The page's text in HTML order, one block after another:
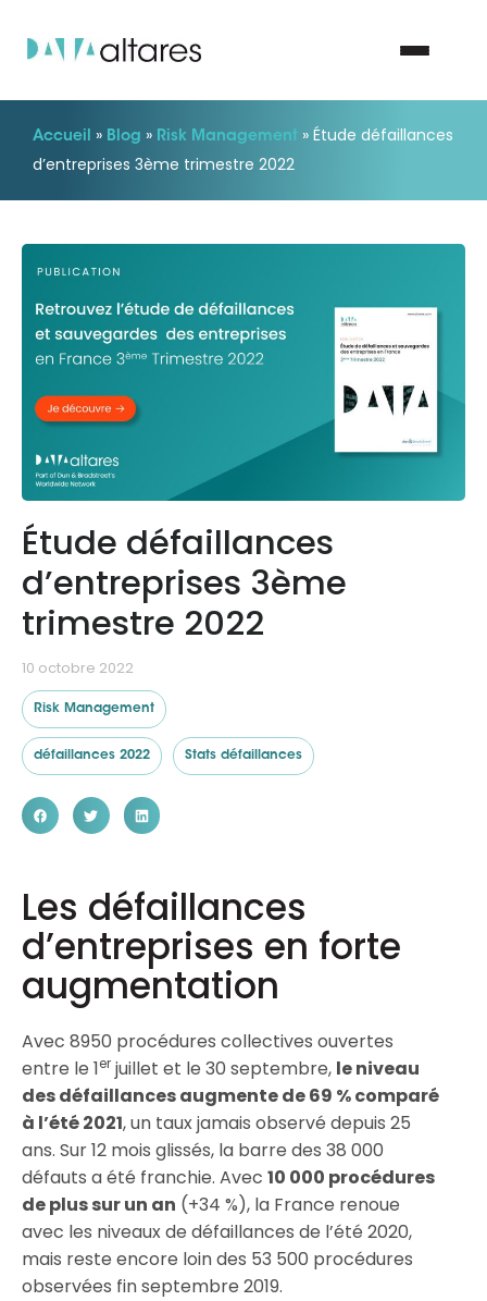
Nous contacter
Vos enjeux
Nos solutions
Nos data
Notre groupe
Nos partenaires
Ressources
Accueil » Blog » Risk Management » Étude défaillances
d’entreprises 3ème trimestre 2022
Étude défaillances
d’entreprises 3ème
trimestre 2022
10 octobre 2022
Risk Management
défaillances 2022 Stats défaillances
Les défaillances
d’entreprises en forte
augmentation
Avec 8950 procédures collectives ouvertes
entre le 1er juillet et le 30 septembre, le niveau
des défaillances augmente de 69 % comparé
à l’été 2021, un taux jamais observé depuis 25
ans. Sur 12 mois glissés, la barre des 38 000
défauts a été franchie. Avec 10 000 procédures
de plus sur un an (+34 %), la France renoue
avec les niveaux de défaillances de l’été 2020,
mais reste encore loin des 53 500 procédures
observées fin septembre 2019.